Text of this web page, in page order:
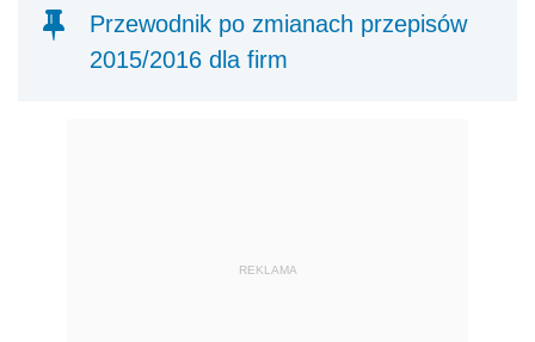
Przewodnik po zmianach przepisów
2015/2016 dla firm
REKLAMA